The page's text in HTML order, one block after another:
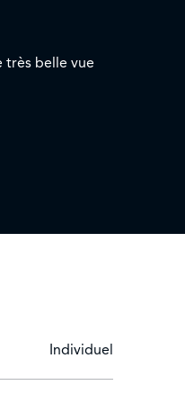
très belle vue
Individuel